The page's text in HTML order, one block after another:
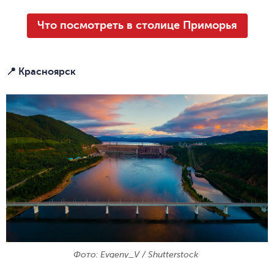
Что посмотреть в столице Приморья
📍 Красноярск
Фото: Evgeny_V / Shutterstock